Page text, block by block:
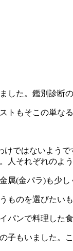
た。鑑別診断
トもそこの単な
ではないよう
人それぞれのよう
属(金パラ)も少
ものを選びたいも
パンで料理した
もいました。